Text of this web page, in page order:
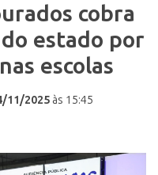
cobra
estado por
escolas
11/2025 às 15:45